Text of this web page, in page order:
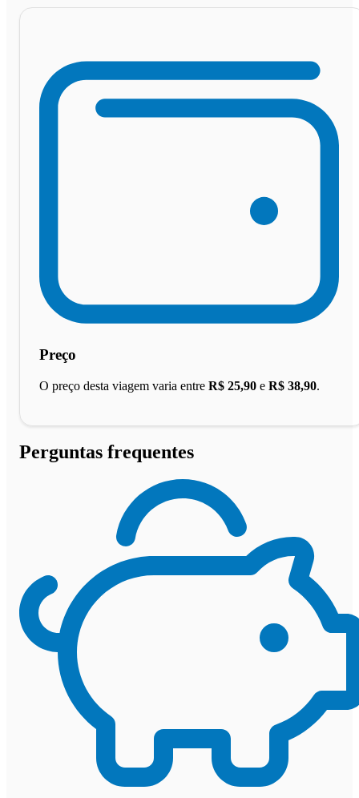
Preço
O preço desta viagem varia entre R$ 25,90 e R$ 38,90.
Perguntas frequentes